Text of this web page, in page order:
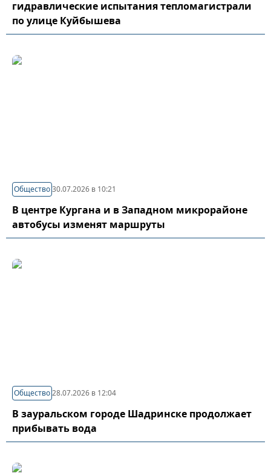
гидравлические испытания тепломагистрали
по улице Куйбышева
Общество30.07.2026 в 10:21
В центре Кургана и в Западном микрорайоне
автобусы изменят маршруты
Общество28.07.2026 в 12:04
В зауральском городе Шадринске продолжает
прибывать вода